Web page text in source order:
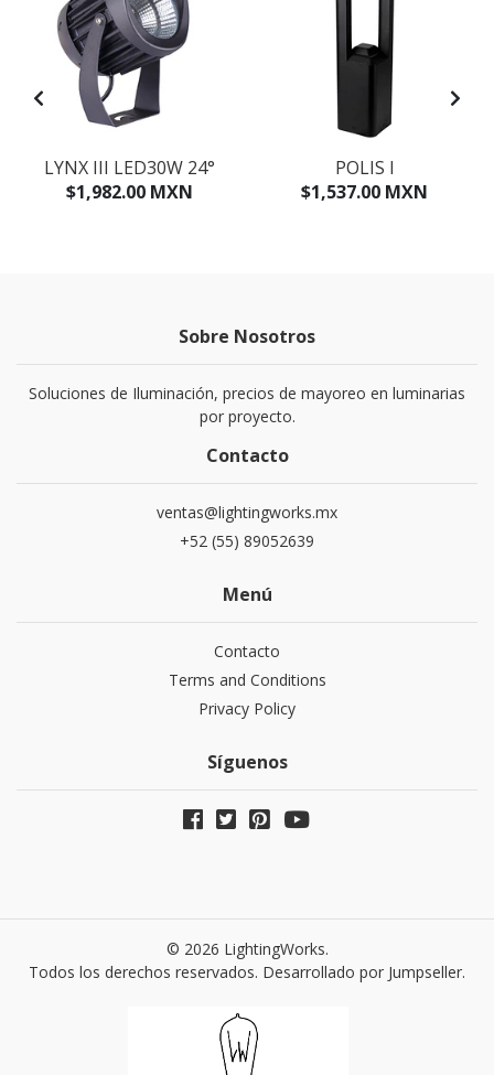
LYNX III LED30W 24°
$1,982.00 MXN
POLIS I
$1,537.00 MXN
Sobre Nosotros
Soluciones de Iluminación, precios de mayoreo en luminarias
por proyecto.
Contacto
ventas@lightingworks.mx
+52 (55) 89052639
Menú
Contacto
Terms and Conditions
Privacy Policy
Síguenos
© 2026 LightingWorks.
Todos los derechos reservados. Desarrollado por Jumpseller.